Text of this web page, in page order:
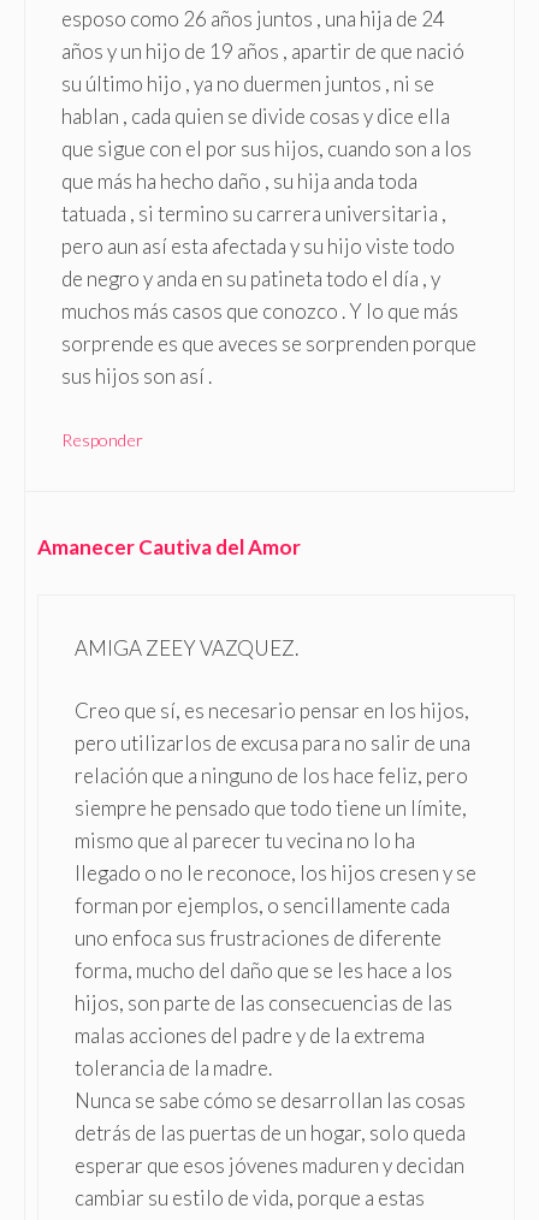
esposo como 26 años juntos , una hija de 24
años y un hijo de 19 años , apartir de que nació
su último hijo , ya no duermen juntos , ni se
hablan , cada quien se divide cosas y dice ella
que sigue con el por sus hijos, cuando son a los
que más ha hecho daño , su hija anda toda
tatuada , si termino su carrera universitaria ,
pero aun así esta afectada y su hijo viste todo
de negro y anda en su patineta todo el día , y
muchos más casos que conozco . Y lo que más
sorprende es que aveces se sorprenden porque
sus hijos son así .
Responder
Amanecer Cautiva del Amor
AMIGA ZEEY VAZQUEZ.
Creo que sí, es necesario pensar en los hijos,
pero utilizarlos de excusa para no salir de una
relación que a ninguno de los hace feliz, pero
siempre he pensado que todo tiene un límite,
mismo que al parecer tu vecina no lo ha
llegado o no le reconoce, los hijos cresen y se
forman por ejemplos, o sencillamente cada
uno enfoca sus frustraciones de diferente
forma, mucho del daño que se les hace a los
hijos, son parte de las consecuencias de las
malas acciones del padre y de la extrema
tolerancia de la madre.
Nunca se sabe cómo se desarrollan las cosas
detrás de las puertas de un hogar, solo queda
esperar que esos jóvenes maduren y decidan
cambiar su estilo de vida, porque a estas